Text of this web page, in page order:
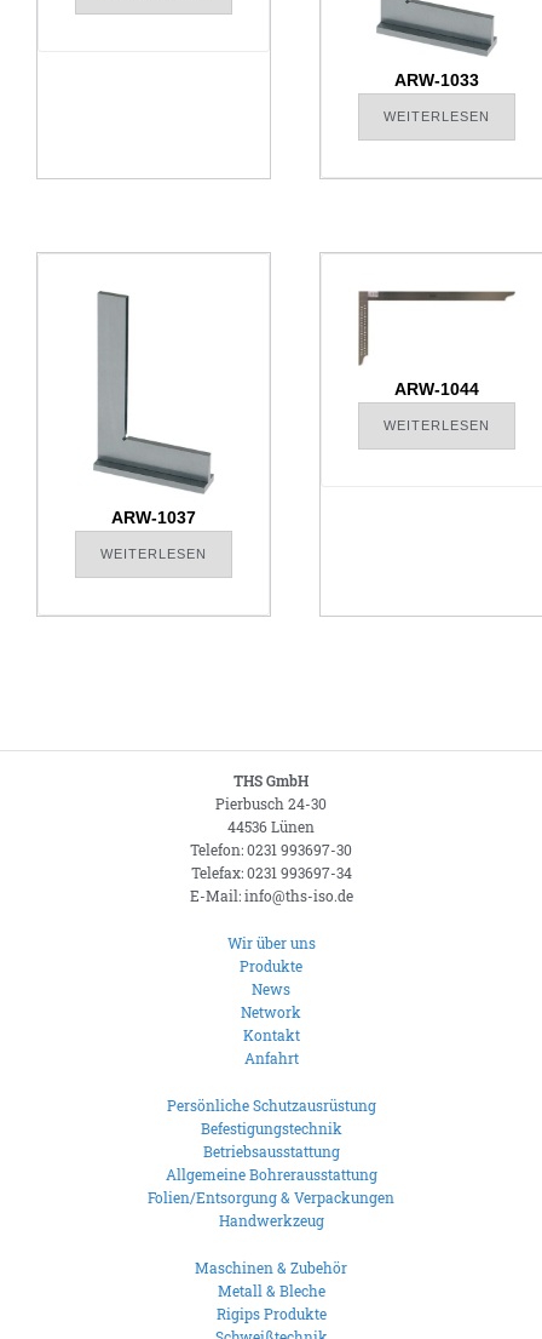
ARW-1033
WEITERLESEN
ARW-1037
WEITERLESEN
ARW-1044
WEITERLESEN
THS GmbH
Pierbusch 24-30
44536 Lünen
Telefon: 0231 993697-30
Telefax: 0231 993697-34
E-Mail: info@ths-iso.de
Wir über uns
Produkte
News
Network
Kontakt
Anfahrt
Persönliche Schutzausrüstung
Befestigungstechnik
Betriebsausstattung
Allgemeine Bohrerausstattung
Folien/Entsorgung & Verpackungen
Handwerkzeug
Maschinen & Zubehör
Metall & Bleche
Rigips Produkte